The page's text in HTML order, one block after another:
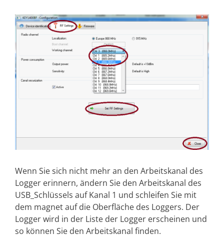
Wenn Sie sich nicht mehr an den Arbeitskanal des
Logger erinnern, ändern Sie den Arbeitskanal des
USB_Schlüssels auf Kanal 1 und schleifen Sie mit
dem magnet auf die Oberfläche des Loggers. Der
Logger wird in der Liste der Logger erscheinen und
so können Sie den Arbeitskanal finden.